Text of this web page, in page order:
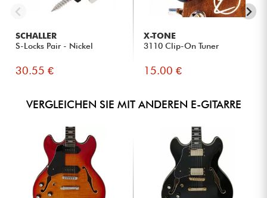
SCHALLER
S-Locks Pair - Nickel
30.55 €
X-TONE
3110 Clip-On Tuner
15.00 €
VERGLEICHEN SIE MIT ANDEREN E-GITARRE